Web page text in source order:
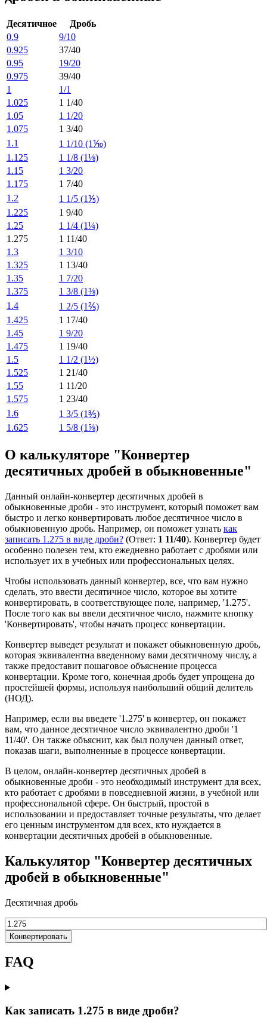
Десятичное
Дробь
0.9
9/10
0.925
37/40
0.95
19/20
0.975
39/40
1
1/1
1.025
1 1/40
1.05
1 1/20
1.075
1 3/40
1.1
1 1/10 (1⅒)
1.125
1 1/8 (1⅛)
1.15
1 3/20
1.175
1 7/40
1.2
1 1/5 (1⅕)
1.225
1 9/40
1.25
1 1/4 (1¼)
1.275
1 11/40
1.3
1 3/10
1.325
1 13/40
1.35
1 7/20
1.375
1 3/8 (1⅜)
1.4
1 2/5 (1⅖)
1.425
1 17/40
1.45
1 9/20
1.475
1 19/40
1.5
1 1/2 (1½)
1.525
1 21/40
1.55
1 11/20
1.575
1 23/40
1.6
1 3/5 (1⅗)
1.625
1 5/8 (1⅝)
О калькуляторе "Конвертер
десятичных дробей в обыкновенные"
Данный онлайн-конвертер десятичных дробей в
обыкновенные дроби - это инструмент, который поможет вам
быстро и легко конвертировать любое десятичное число в
обыкновенную дробь. Например, он поможет узнать как
записать 1.275 в виде дроби? (Ответ: 1 11/40). Конвертер будет
особенно полезен тем, кто ежедневно работает с дробями или
использует их в учебных или профессиональных целях.
Чтобы использовать данный конвертер, все, что вам нужно
сделать, это ввести десятичное число, которое вы хотите
конвертировать, в соответствующее поле, например, '1.275'.
После того как вы ввели десятичное число, нажмите кнопку
'Конвертировать', чтобы начать процесс конвертации.
Конвертер выведет результат и покажет обыкновенную дробь,
которая эквивалентна введенному вами десятичному числу, а
также предоставит пошаговое объяснение процесса
конвертации. Кроме того, конечная дробь будет упрощена до
простейшей формы, используя наибольший общий делитель
(НОД).
Например, если вы введете '1.275' в конвертер, он покажет
вам, что данное десятичное число эквивалентно дроби '1
11/40'. Он также объяснит, как был получен данный ответ,
показав шаги, выполненные в процессе конвертации.
В целом, онлайн-конвертер десятичных дробей в
обыкновенные дроби - это необходимый инструмент для всех,
кто работает с дробями в повседневной жизни, в учебной или
профессиональной сфере. Он быстрый, простой в
использовании и предоставляет точные результаты, что делает
его ценным инструментом для всех, кто нуждается в
конвертации десятичных дробей в обыкновенные.
Калькулятор "Конвертер десятичных
дробей в обыкновенные"
Десятичная дробь
Конвертировать
FAQ
Как записать 1.275 в виде дроби?